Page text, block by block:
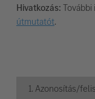
Hivatkozás:
útmutatót.
1. Azonosítás/